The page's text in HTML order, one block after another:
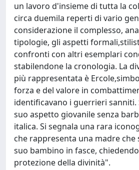
un lavoro d'insieme di tutta la
circa duemila reperti di vario
considerazione il complesso,
tipologie, gli aspetti
confronti con altri esemplari
stabilendone la cronologia. La
più rappresentata è
forza e del valore in
identificavano i guerrieri sanniti.
suo aspetto giovanile senza
italica. Si segnala una rara
che rappresenta una madre
suo bambino in fasce,
protezione della divinità".